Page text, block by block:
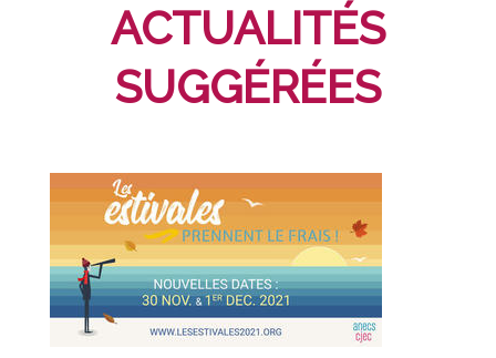
ACTUALITÉS
SUGGÉRÉES